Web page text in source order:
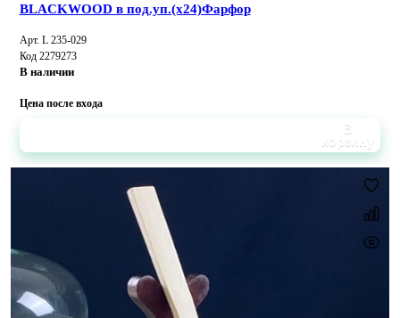
BLACKWOOD в под.уп.(х24)Фарфор
Арт. L 235-029
Код 2279273
В наличии
Цена после входа
В
корзину